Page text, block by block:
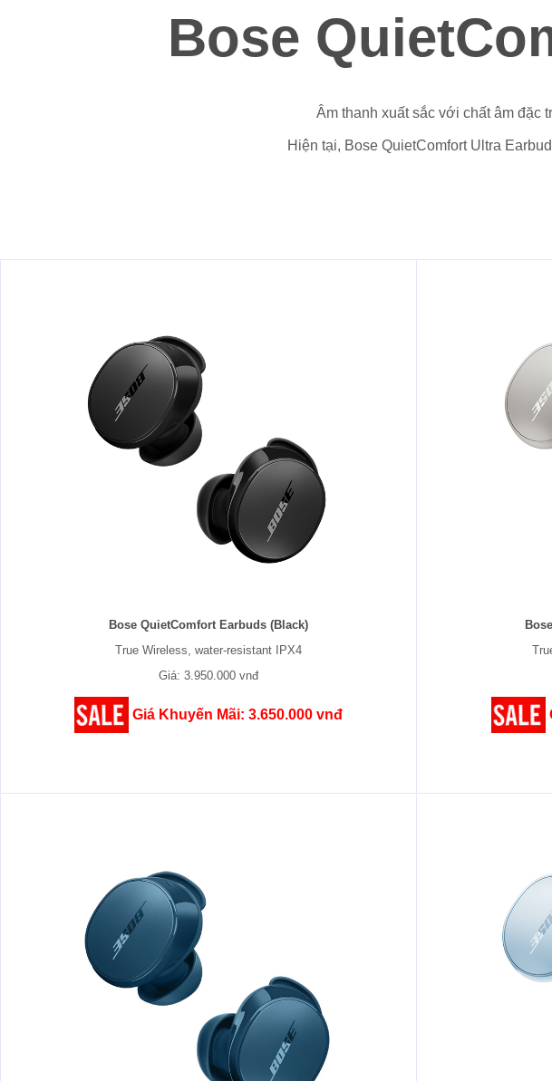
Bose
Âm thanh xuất sắc với chất âm đặc
Hiện tại, Bose QuietComfort Ultra
Bose QuietComfort Earbuds (Black)
True Wireless, water-resistant IPX4
Giá: 3.950.000 vnđ
Giá Khuyến Mãi: 3.650.000 vnđ